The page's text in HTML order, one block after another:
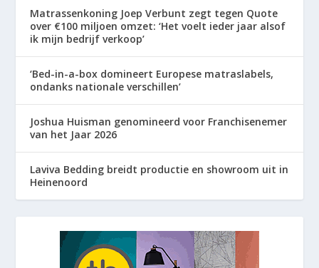
Matrassenkoning Joep Verbunt zegt tegen Quote
over €100 miljoen omzet: ‘Het voelt ieder jaar alsof
ik mijn bedrijf verkoop’
‘Bed-in-a-box domineert Europese matraslabels,
ondanks nationale verschillen’
Joshua Huisman genomineerd voor Franchisenemer
van het Jaar 2026
Laviva Bedding breidt productie en showroom uit in
Heinenoord